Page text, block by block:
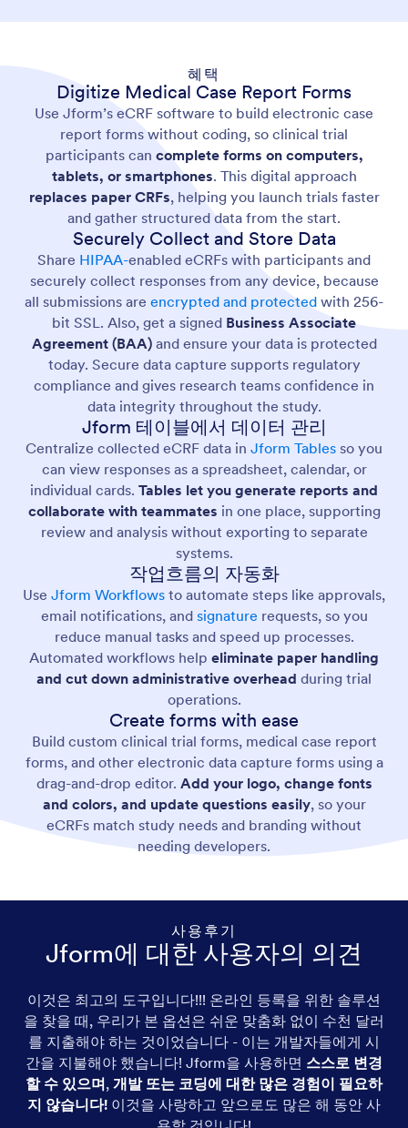
혜택
Digitize Medical Case Report Forms
Use Jform’s eCRF software to build electronic case
report forms without coding, so clinical trial
participants can complete forms on computers,
tablets, or smartphones. This digital approach
replaces paper CRFs, helping you launch trials faster
and gather structured data from the start.
Securely Collect and Store Data
Share HIPAA-enabled eCRFs with participants and
securely collect responses from any device, because
all submissions are encrypted and protected with 256-
bit SSL. Also, get a signed Business Associate
Agreement (BAA)and ensure your data is protected
today. Secure data capture supports regulatory
compliance and gives research teams confidence in
data integrity throughout the study.
Jform 테이블에서 데이터 관리
Centralize collected eCRF data in Jform Tables so you
can view responses as a spreadsheet, calendar, or
individual cards. Tables let you generate reports and
collaborate with teammates in one place, supporting
review and analysis without exporting to separate
systems.
작업흐름의 자동화
Use Jform Workflows to automate steps like approvals,
email notifications, and signature requests, so you
reduce manual tasks and speed up processes.
Automated workflows help eliminate paper handling
and cut down administrative overhead during trial
operations.
Create forms with ease
Build custom clinical trial forms, medical case report
forms, and other electronic data capture forms using a
drag-and-drop editor. Add your logo, change fonts
and colors, and update questions easily, so your
eCRFs match study needs and branding without
needing developers.
사용후기
Jform에 대한 사용자의 의견
이것은 최고의 도구입니다!!! 온라인 등록을 위한 솔루션
을 찾을 때, 우리가 본 옵션은 쉬운 맞춤화 없이 수천 달러
를 지출해야 하는 것이었습니다 - 이는 개발자들에게 시
간을 지불해야 했습니다! Jform을 사용하면 스스로 변경
할 수 있으며, 개발 또는 코딩에 대한 많은 경험이 필요하
지 않습니다! 이것을 사랑하고 앞으로도 많은 해 동안 사